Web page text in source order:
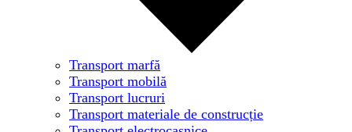
Transport marfă
Transport mobilă
Transport lucruri
Transport materiale de construcție